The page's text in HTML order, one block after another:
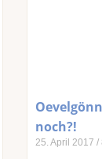
noch?!
25. April 2017